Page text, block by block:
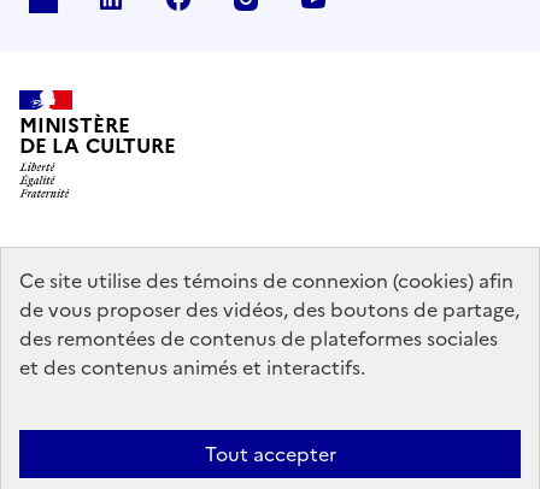
Ce site utilise des témoins de connexion (cookies) afin
de vous proposer des vidéos, des boutons de partage,
des remontées de contenus de plateformes sociales
et des contenus animés et interactifs.
Tout accepter
MINISTÈRE
DE LA CULTURE
data.gouv.fr legifrance.gouv.fr
info.gouv.fr
service-public.gouv.fr
Mentions légales Accessibilité : partiellement conforme
Politique
d’utilisation des témoins de connexion (cookies)